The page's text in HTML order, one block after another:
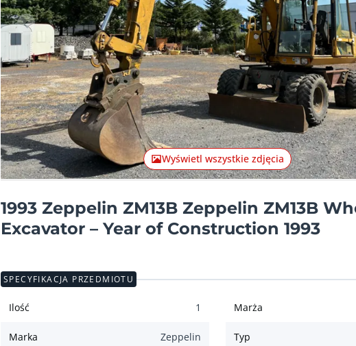
Poprzednia pozycja
Wyświetl wszystkie zdjęcia
1993 Zeppelin ZM13B Zeppelin ZM13B
Excavator – Year of Construction 1993
SPECYFIKACJA PRZEDMIOTU
Ilość 1 Marża
Marka Zeppelin Typ